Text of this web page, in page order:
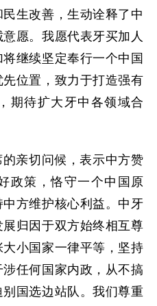
生改善，生动诠释了中
愿。我愿代表牙买加人
继续坚定奉行一个中国
位置，致力于打造强有
期待扩大牙中各领域合
亲切问候，表示中方赞
政策，恪守一个中国原
方维护核心利益。中牙
归因于双方始终相互尊
小国家一律平等，坚持
任何国家内政，从不搞
国选边站队。我们尊重